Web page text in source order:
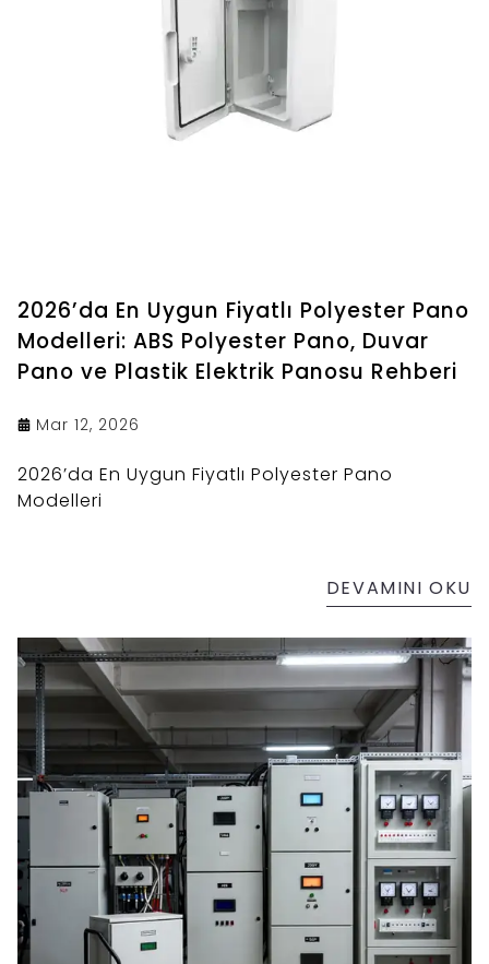
2026’da En Uygun Fiyatlı Polyester Pano
Modelleri: ABS Polyester Pano, Duvar
Pano ve Plastik Elektrik Panosu Rehberi
Mar 12, 2026
2026’da En Uygun Fiyatlı Polyester Pano
Modelleri
DEVAMINI OKU